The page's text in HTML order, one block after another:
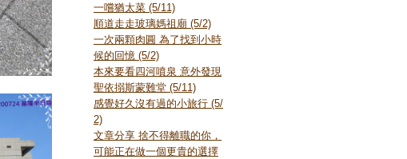
一嚐猶太菜 (5/11)
順道走走玻璃媽祖廟 (5/2)
一次兩顆肉圓 為了找到小時
候的回憶 (5/2)
本來要看四河噴泉 意外發現
聖依搦斯蒙難堂 (5/11)
感覺好久沒有過的小旅行 (5/
2)
文章分享 捨不得離職的你，
可能正在做一個更貴的選擇